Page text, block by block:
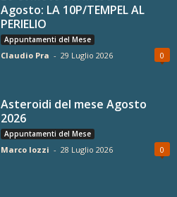
Agosto: LA 10P/TEMPEL AL
PERIELIO
Appuntamenti del Mese
Claudio Pra - 29 Luglio 2026 0
Asteroidi del mese Agosto
2026
Appuntamenti del Mese
Marco Iozzi - 28 Luglio 2026 0